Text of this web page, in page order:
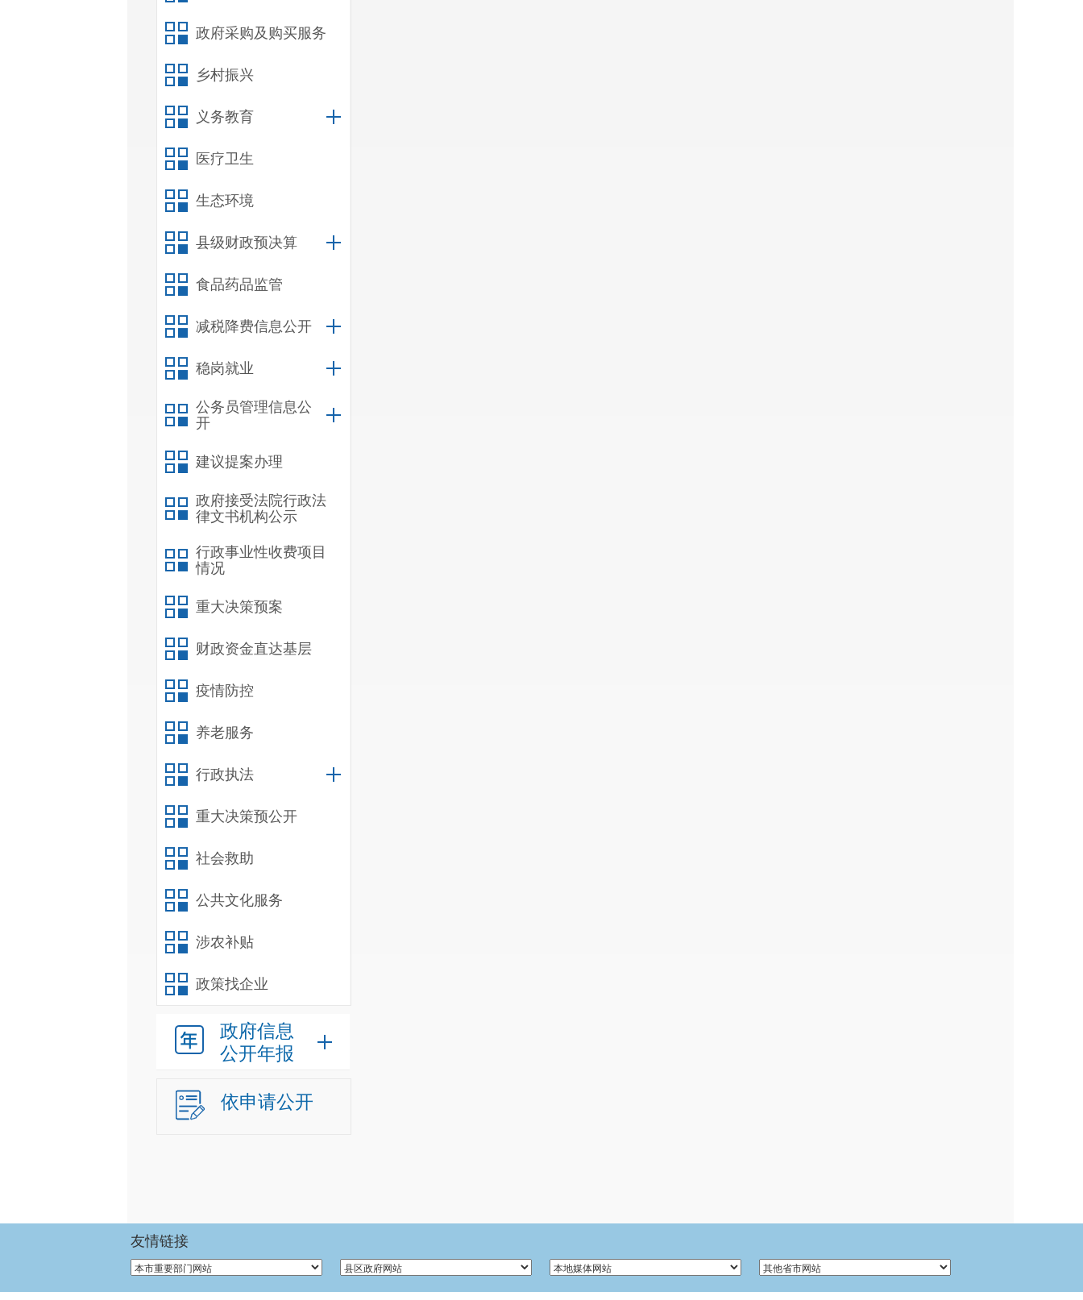
政府采购及购买服务
乡村振兴
义务教育
医疗卫生
生态环境
县级财政预决算
食品药品监管
减税降费信息公开
稳岗就业
公务员管理信息公
开
建议提案办理
政府接受法院行政法
律文书机构公示
行政事业性收费项目
情况
重大决策预案
财政资金直达基层
疫情防控
养老服务
行政执法
重大决策预公开
社会救助
公共文化服务
涉农补贴
政策找企业
政府信息
公开年报
依申请公开
友情链接